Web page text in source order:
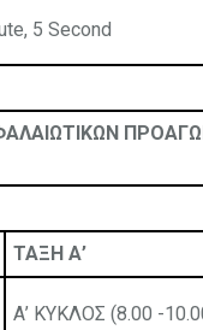
5 Second
ΤΑΞΗ Α’
Α’ ΚΥΚΛΟΣ (8.00 -